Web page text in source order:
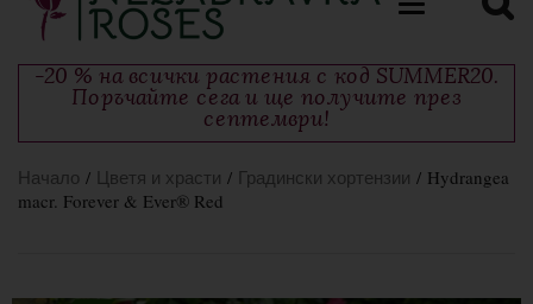
-20 % на всички растения с код SUMMER20.
Поръчайте сега и ще получите през
септември!
Начало / Цветя и храсти / Градински хортензии / Hydrangea
macr. Forever & Ever® Red